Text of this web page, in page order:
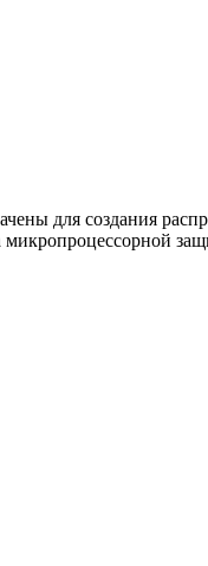
для создания
микропроцессорной